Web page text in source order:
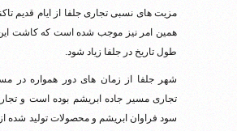
مزیت های نسبی تجاری جلفا از ایام قدیم
همین امر نیز موجب شده است که کاشت
طول تاریخ در جلفا زیاد شود.
شهر جلفا از زمان های دور همواره در
تجاری مسیر جاده ابریشم بوده است و
سود فراوان ابریشم و محصولات تولید شده